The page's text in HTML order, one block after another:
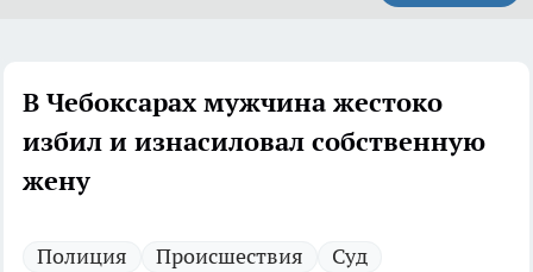
В Чебоксарах мужчина жестоко
избил и изнасиловал собственную
жену
Полиция Происшествия Суд